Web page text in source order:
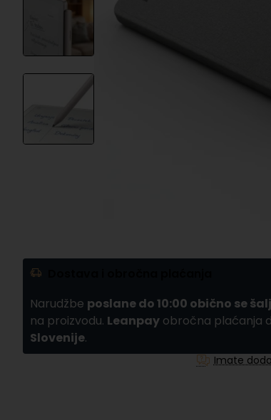
Narudžbe poslane do 10:00 obično se
na proizvodu. Leanpay obročna plaćanja
Slovenije.
Imate